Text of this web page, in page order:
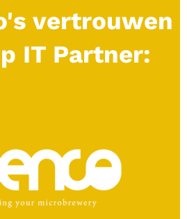
vertrouwen
IT Partner: